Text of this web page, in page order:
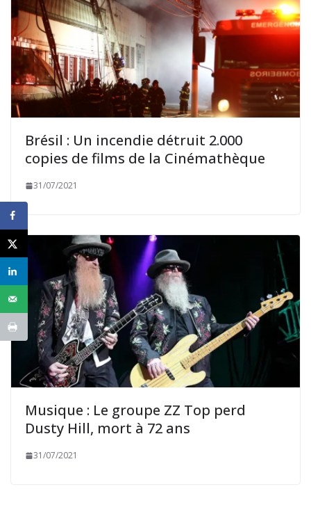
Brésil : Un incendie détruit 2.000
copies de films de la Cinémathèque
31/07/2021
Musique : Le groupe ZZ Top perd
Dusty Hill, mort à 72 ans
31/07/2021